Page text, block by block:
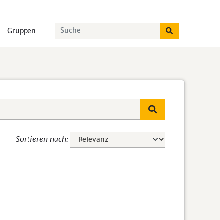
Gruppen
Sortieren nach